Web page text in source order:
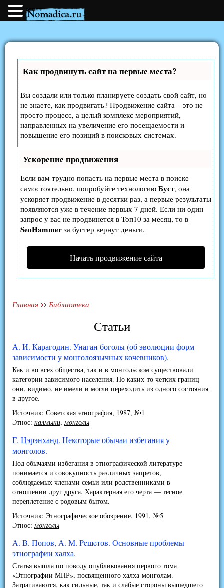
Как продвинуть сайт на первые места?
Вы создали или только планируете создать свой сайт, но
не знаете, как продвигать? Продвижение сайта – это не
просто процесс, а целый комплекс мероприятий,
направленных на увеличение его посещаемости и
повышение его позиций в поисковых системах.
Ускорение продвижения
Если вам трудно попасть на первые места в поиске
самостоятельно, попробуйте технологию Буст, она
ускоряет продвижение в десятки раз, а первые результаты
появляются уже в течение первых 7 дней. Если ни один
запрос у вас не продвинется в Топ10 за месяц, то в
SeoHammer за бустер вернут деньги.
Начать продвижение сайта
Главная Библиотека
Статьи
А. И. Карагодин. Унаган боголы (об эволюции форм
зависимости у монголоязычных кочевников).
Как и во всех общества, так и в монгольском существовали
категории зависимого населения. Но каких-то четких границ
они, видимо, не имели и могли переходить из одного состояния
в другое.
Источник: Советская этнография, 1987, №1
Этнос: калмыки,монголы
Г. Цэрэнханд. Некоторые обычаи избегания у
монголов.
Под обычаями избегания в этнографической литературе
понимается и совокупность различных запретов,
соблюдаемых членами семьи или родственниками в
отношении друг друга. Характерная его черта — тесное
переплетение с родовым бытом.
Источник: Этнографическое обозрение, 1991, №5
Этнос:монголы
А. В. Попов, А. М. Peшeтов. Основные проблемы
этнографии халха.
Статья вышла по поводу опубликования первого тома
«Этнографии МНР», посвященного халха-монголам.
Затрагиваются, как сильные, так и слабые стороны вышедшего